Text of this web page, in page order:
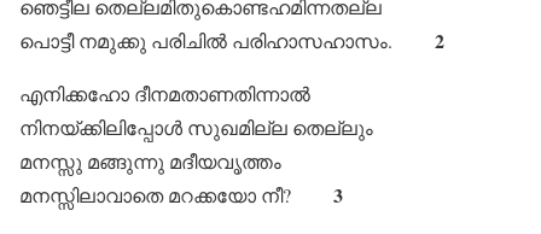
ഞെട്ടീല തെല്ലമിതുകൊണ്ടഹമിന്നതല്ല
പൊട്ടീ നമുക്കു പരിചിൽ പരിഹാസഹാസം.
2
എനിക്കഹോ ദീനമതാണതിന്നാൽ
നിനയ്ക്കിലിപ്പോൾ സുഖമില്ല തെല്ലും
മനസ്സു മങ്ങുന്നു മദീയവൃത്തം
മനസ്സിലാവാതെ മറക്കയോ നീ?
3